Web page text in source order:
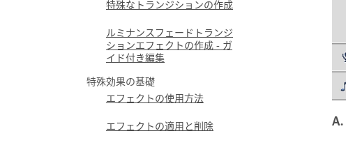
特殊なトランジションの作成
ルミナンスフェードトランジ
ションエフェクトの作成 - ガ
イド付き編集
特殊効果の基礎
エフェクトの使用方法
エフェクトの適用と削除
A.